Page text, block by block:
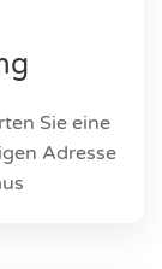
Sie eine
Adresse